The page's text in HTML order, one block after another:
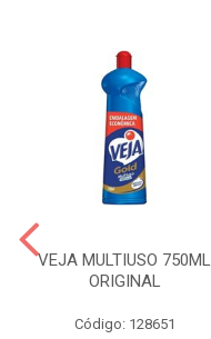
VEJA MULTIUSO 750ML
ORIGINAL
Código: 128651